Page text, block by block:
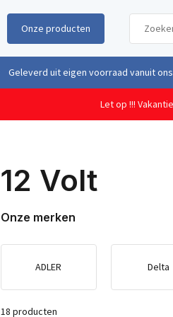
Onze producten
Geleverd uit eigen voorraad vanuit
Let op !!!
12 Volt
Onze merken
ADLER Delta
18 producten